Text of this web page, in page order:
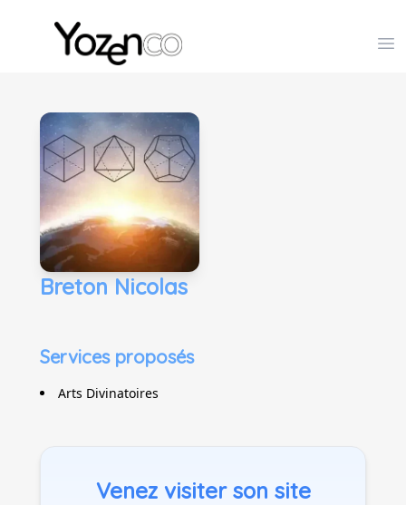
Yozenco - Organisateur de Salons, Evénements et
Breton Nicolas
Services proposés
Arts Divinatoires
Venez visiter son site